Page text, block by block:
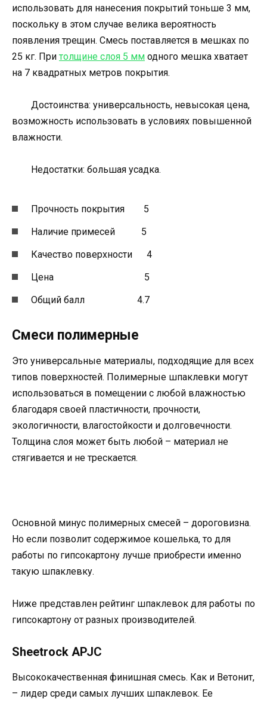
использовать для нанесения покрытий тоньше 3 мм,
поскольку в этом случае велика вероятность
появления трещин. Смесь поставляется в мешках по
25 кг. При толщине слоя 5 мм одного мешка хватает
на 7 квадратных метров покрытия.
Достоинства: универсальность, невысокая цена,
возможность использовать в условиях повышенной
влажности.
Недостатки: большая усадка.
Прочность покрытия 5
Наличие примесей 5
Качество поверхности 4
Цена 5
Общий балл 4.7
Смеси полимерные
Это универсальные материалы, подходящие для всех
типов поверхностей. Полимерные шпаклевки могут
использоваться в помещении с любой влажностью
благодаря своей пластичности, прочности,
экологичности, влагостойкости и долговечности.
Толщина слоя может быть любой – материал не
стягивается и не трескается.
Основной минус полимерных смесей – дороговизна.
Но если позволит содержимое кошелька, то для
работы по гипсокартону лучше приобрести именно
такую шпаклевку.
Ниже представлен рейтинг шпаклевок для работы по
гипсокартону от разных производителей.
Sheetrock APJC
Высококачественная финишная смесь. Как и Ветонит,
– лидер среди самых лучших шпаклевок. Ее